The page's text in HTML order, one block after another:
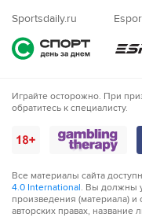
Sportsdaily.ru
Играйте осторожно. При
обратитесь к специалисту.
Все материалы сайта
4.0 International. Вы должны
произведения (материала)
авторских правах,